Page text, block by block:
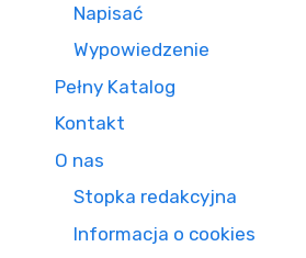
Napisać
Wypowiedzenie
Pełny Katalog
Kontakt
O nas
Stopka redakcyjna
Informacja o cookies